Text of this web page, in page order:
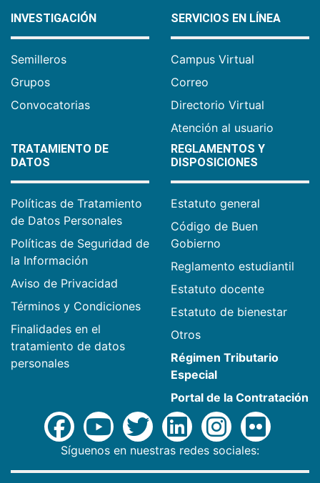
INVESTIGACIÓN
Semilleros
Grupos
Convocatorias
SERVICIOS EN LÍNEA
Campus Virtual
Correo
Directorio Virtual
Atención al usuario
TRATAMIENTO DE
DATOS
Políticas de Tratamiento
de Datos Personales
Políticas de Seguridad de
la Información
Aviso de Privacidad
Términos y Condiciones
Finalidades en el
tratamiento de datos
personales
REGLAMENTOS Y
DISPOSICIONES
Estatuto general
Código de Buen
Gobierno
Reglamento estudiantil
Estatuto docente
Estatuto de bienestar
Otros
Régimen Tributario
Especial
Portal de la Contratación
Síguenos en nuestras redes sociales: